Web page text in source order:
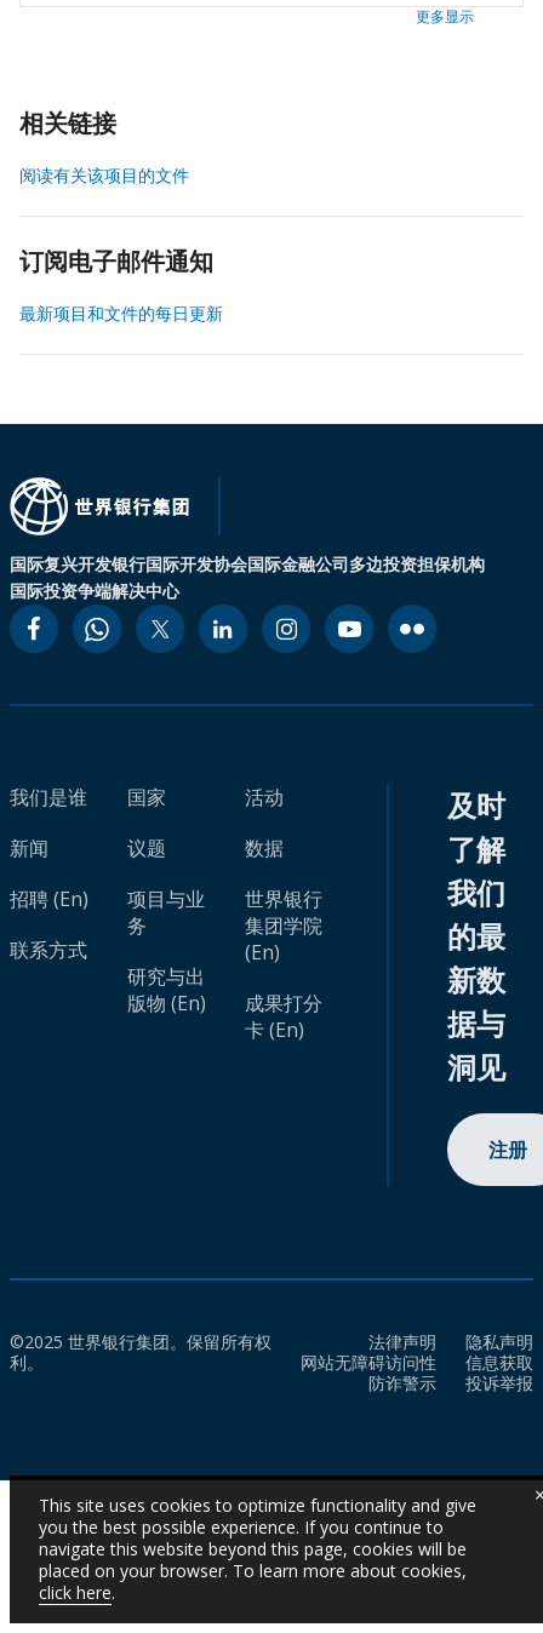
更多显示
相关链接
阅读有关该项目的文件
订阅电子邮件通知
最新项目和文件的每日更新
国际复兴开发银行国际开发协会国际金融公司多边投资担保机构
国际投资争端解决中心
我们是谁
新闻
招聘 (En)
联系方式
国家
议题
项目与业
务
研究与出
版物 (En)
活动
数据
世界银行
集团学院
(En)
成果打分
卡 (En)
及时
了解
我们
的最
新数
据与
洞见
注册
©2025 世界银行集团。保留所有权
利。
法律声明
隐私声明
网站无障碍访问性
信息获取
防诈警示
投诉举报
This site uses cookies to optimize functionality and give
you the best possible experience. If you continue to
navigate this website beyond this page, cookies will be
placed on your browser. To learn more about cookies,
click here.